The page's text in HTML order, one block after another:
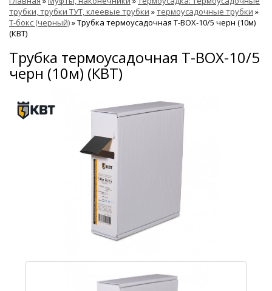
трубки, трубки ТУТ, клеевые трубки »термоусадочные трубки »
Т-бокс (черный)»Трубка термоусадочная Т-BOX-10/5 черн (10м)
(КВТ)
Трубка термоусадочная Т-BOX-10/5
черн (10м) (КВТ)